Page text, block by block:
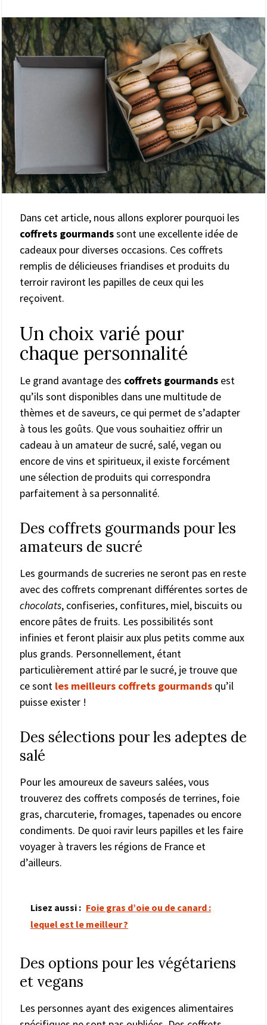
Dans cet article, nous allons explorer pourquoi les
coffrets gourmandssont une excellente idée de
cadeaux pour diverses occasions. Ces coffrets
remplis de délicieuses friandises et produits du
terroir raviront les papilles de ceux qui les
reçoivent.
Un choix varié pour
chaque personnalité
Le grand avantage des coffrets gourmands est
qu’ils sont disponibles dans une multitude de
thèmes et de saveurs, ce qui permet de s’adapter
à tous les goûts. Que vous souhaitiez offrir un
cadeau à un amateur de sucré, salé, vegan ou
encore de vins et spiritueux, il existe forcément
une sélection de produits qui correspondra
parfaitement à sa personnalité.
Des coffrets gourmands pour les
amateurs de sucré
Les gourmands de sucreries ne seront pas en reste
avec des coffrets comprenant différentes sortes de
chocolats, confiseries, confitures, miel, biscuits ou
encore pâtes de fruits. Les possibilités sont
infinies et feront plaisir aux plus petits comme aux
plus grands. Personnellement, étant
particulièrement attiré par le sucré, je trouve que
ce sont les meilleurs coffrets gourmands qu’il
puisse exister !
Des sélections pour les adeptes de
salé
Pour les amoureux de saveurs salées, vous
trouverez des coffrets composés de terrines, foie
gras, charcuterie, fromages, tapenades ou encore
condiments. De quoi ravir leurs papilles et les faire
voyager à travers les régions de France et
d’ailleurs.
Lisez aussi : Foie gras d’oie ou de canard :
lequel est le meilleur ?
Des options pour les végétariens
et vegans
Les personnes ayant des exigences alimentaires